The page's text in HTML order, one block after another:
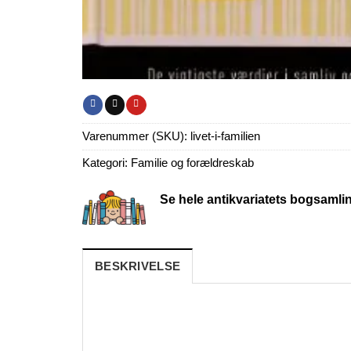
Varenummer (SKU): livet-i-familien
Kategori: Familie og forældreskab
Se hele antikvariatets
BESKRIVELSE